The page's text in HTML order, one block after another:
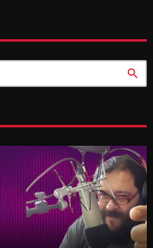
search